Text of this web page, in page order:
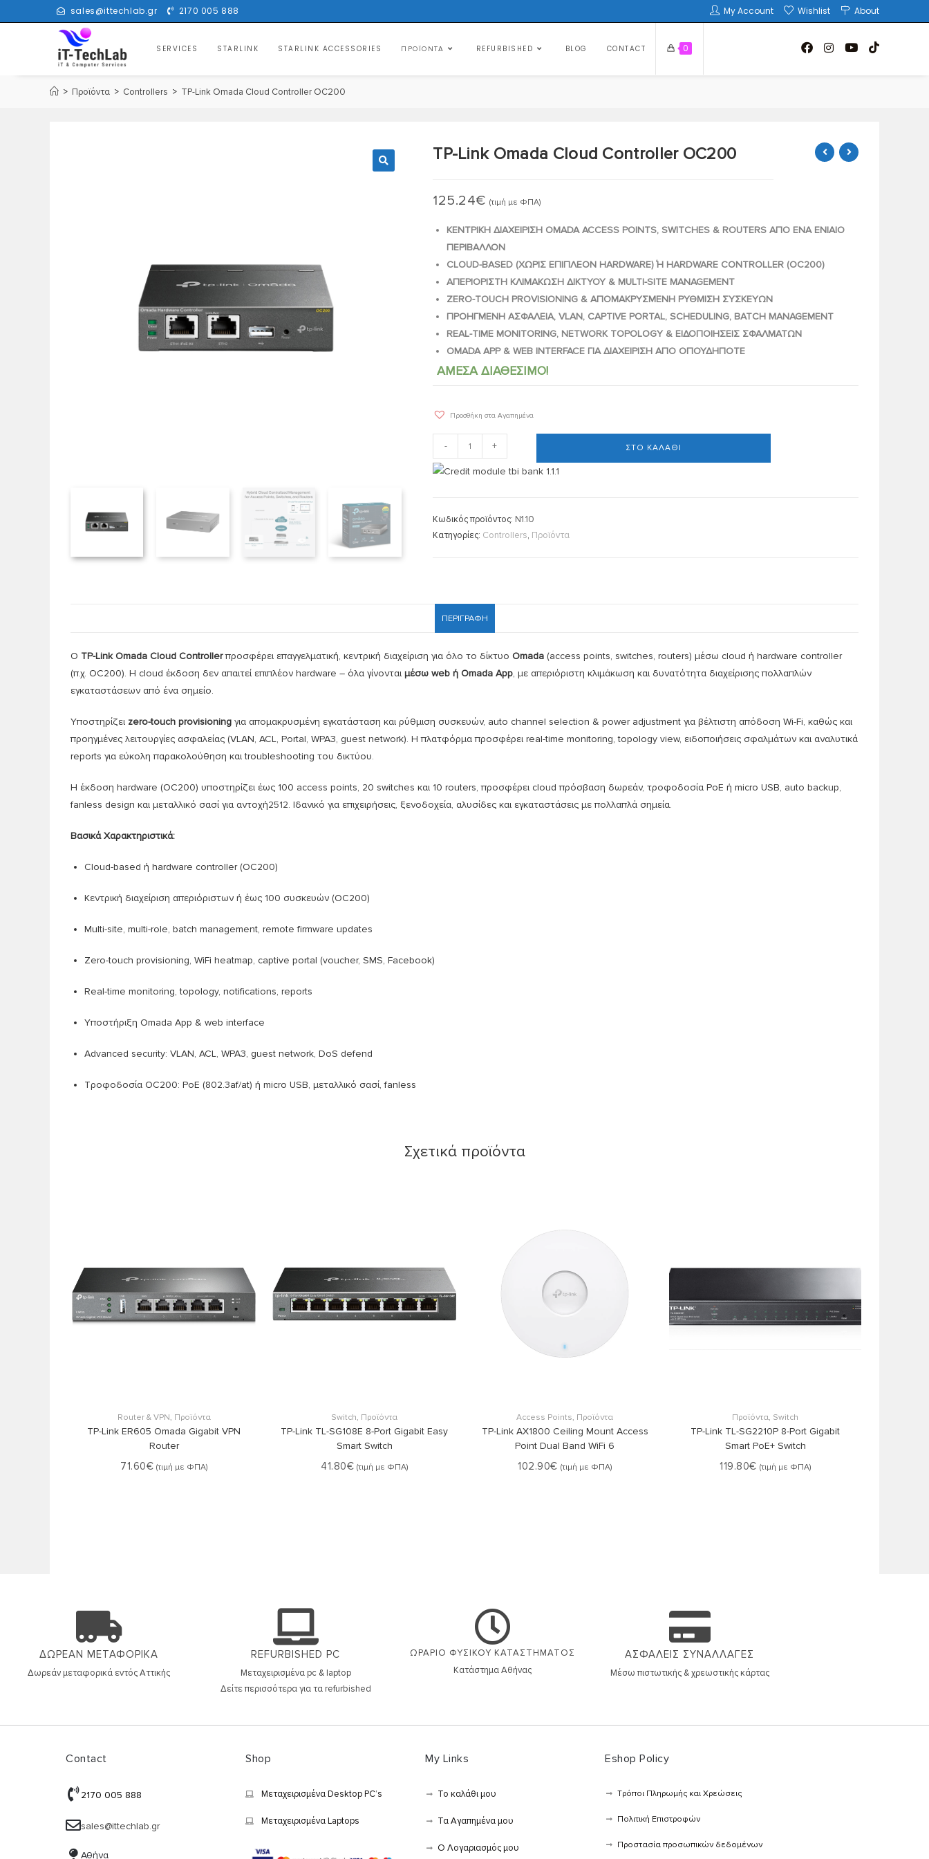
My Account Wishlist About
sales@ittechlab.gr 2170 005 888
SERVICES STARLINK STARLINK ACCESSORIES ΠΡΟΪΌΝΤΑ REFURBISHED BLOG CONTACT 0
> Προϊόντα > Controllers > TP-Link Omada Cloud Controller OC200
TP-Link Omada Cloud Controller OC200
125.24€ (τιμή με ΦΠΑ)
ΚΕΝΤΡΙΚΗ ΔΙΑΧΕΙΡΙΣΗ OMADA ACCESS POINTS, SWITCHES & ROUTERS ΑΠΟ ΕΝΑ ΕΝΙΑΙΟ
ΠΕΡΙΒΑΛΛΟΝ
CLOUD-BASED (ΧΩΡΙΣ ΕΠΙΠΛΕΟΝ HARDWARE) Ή HARDWARE CONTROLLER (OC200)
ΑΠΕΡΙΟΡΙΣΤΗ ΚΛΙΜΑΚΩΣΗ ΔΙΚΤΥΟΥ & MULTI-SITE MANAGEMENT
ZERO-TOUCH PROVISIONING & ΑΠΟΜΑΚΡΥΣΜΕΝΗ ΡΥΘΜΙΣΗ ΣΥΣΚΕΥΩΝ
ΠΡΟΗΓΜΕΝΗ ΑΣΦΑΛΕΙΑ, VLAN, CAPTIVE PORTAL, SCHEDULING, BATCH MANAGEMENT
REAL-TIME MONITORING, NETWORK TOPOLOGY & ΕΙΔΟΠΟΙΗΣΕΙΣ ΣΦΑΛΜΑΤΩΝ
OMADA APP & WEB INTERFACE ΓΙΑ ΔΙΑΧΕΙΡΙΣΗ ΑΠΟ ΟΠΟΥΔΗΠΟΤΕ
ΑΜΕΣΑ ΔΙΑΘΕΣΙΜΟ!
Προσθήκη στα Αγαπημένα
- + ΣΤΟ ΚΑΛΆΘΙ
Κωδικός προϊόντος: N1.10
Κατηγορίες: Controllers, Προϊόντα
ΠΕΡΙΓΡΑΦΉ
Ο TP-Link Omada Cloud Controllerπροσφέρει επαγγελματική, κεντρική διαχείριση για όλο το δίκτυο Omada (access points, switches, routers) μέσω cloud ή hardware controller
(π.χ. OC200). Η cloud έκδοση δεν απαιτεί επιπλέον hardware – όλα γίνονται μέσω web ή Omada App, με απεριόριστη κλιμάκωση και δυνατότητα διαχείρισης πολλαπλών
εγκαταστάσεων από ένα σημείο.
Υποστηρίζει zero-touch provisioning για απομακρυσμένη εγκατάσταση και ρύθμιση συσκευών, auto channel selection & power adjustment για βέλτιστη απόδοση Wi-Fi, καθώς και
προηγμένες λειτουργίες ασφαλείας (VLAN, ACL, Portal, WPA3, guest network). Η πλατφόρμα προσφέρει real-time monitoring, topology view, ειδοποιήσεις σφαλμάτων και αναλυτικά
reports για εύκολη παρακολούθηση και troubleshooting του δικτύου.
Η έκδοση hardware (OC200) υποστηρίζει έως 100 access points, 20 switches και 10 routers, προσφέρει cloud πρόσβαση δωρεάν, τροφοδοσία PoE ή micro USB, auto backup,
fanless design και μεταλλικό σασί για αντοχή2512. Ιδανικό για επιχειρήσεις, ξενοδοχεία, αλυσίδες και εγκαταστάσεις με πολλαπλά σημεία.
Βασικά Χαρακτηριστικά:
Cloud-based ή hardware controller (OC200)
Κεντρική διαχείριση απεριόριστων ή έως 100 συσκευών (OC200)
Multi-site, multi-role, batch management, remote firmware updates
Zero-touch provisioning, WiFi heatmap, captive portal (voucher, SMS, Facebook)
Real-time monitoring, topology, notifications, reports
Υποστήριξη Omada App & web interface
Advanced security: VLAN, ACL, WPA3, guest network, DoS defend
Τροφοδοσία OC200: PoE (802.3af/at) ή micro USB, μεταλλικό σασί, fanless
Σχετικά προϊόντα
Router & VPN, Προϊόντα
TP-Link ER605 Omada Gigabit VPN
Router
71.60€ (τιμή με ΦΠΑ)
Switch, Προϊόντα
TP-Link TL-SG108E 8-Port Gigabit Easy
Smart Switch
41.80€ (τιμή με ΦΠΑ)
Access Points, Προϊόντα
TP-Link AX1800 Ceiling Mount Access
Point Dual Band WiFi 6
102.90€ (τιμή με ΦΠΑ)
Προϊόντα, Switch
TP-Link TL-SG2210P 8-Port Gigabit
Smart PoE+ Switch
119.80€ (τιμή με ΦΠΑ)
ΔΩΡΕΑΝ ΜΕΤΑΦΟΡΙΚΑ
Δωρεάν μεταφορικά εντός Αττικής
REFURBISHED PC
Μεταχειρισμένα pc & laptop
Δείτε περισσότερα για τα refurbished
ΩΡΑΡΙΟ ΦΥΣΙΚΟΥ ΚΑΤΑΣΤΗΜΑΤΟΣ
Κατάστημα Αθήνας
ΑΣΦΑΛΕΙΣ ΣΥΝΑΛΛΑΓΕΣ
Μέσω πιστωτικής & χρεωστικής κάρτας
Contact
2170 005 888
sales@ittechlab.gr
Αθήνα
Shop
Μεταχειρισμένα Desktop PC’s
Μεταχειρισμένα Laptops
My Links
Το καλάθι μου
Τα Αγαπημένα μου
Ο Λογαριασμός μου
Eshop Policy
Τρόποι Πληρωμής και Χρεώσεις
Πολιτική Επιστροφών
Προστασία προσωπικών δεδομένων